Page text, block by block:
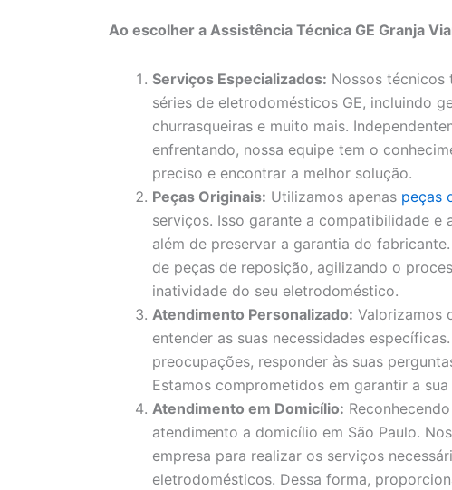
Ao escolher a Assistência Técnica GE Granja
Serviços Especializados: Nossos
séries de eletrodomésticos GE, incluindo
churrasqueiras e muito mais.
enfrentando, nossa equipe tem o
preciso e encontrar a melhor solução.
Peças Originais: Utilizamos apenas peças
serviços. Isso garante a compatibilidade e
além de preservar a garantia do
de peças de reposição, agilizando o
inatividade do seu eletrodoméstico.
Atendimento Personalizado: Valorizamos
entender as suas necessidades
preocupações, responder às suas
Estamos comprometidos em garantir a
Atendimento em Domicílio:
atendimento a domicílio em São Paulo.
empresa para realizar os serviços
eletrodomésticos. Dessa forma,